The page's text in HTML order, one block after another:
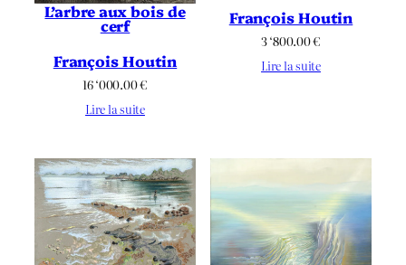
L’arbre aux bois de
cerf
François Houtin
16 ‘000.00€
Lire la suite
François Houtin
3 ‘800.00€
Lire la suite